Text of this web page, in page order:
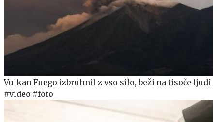
Vulkan Fuego izbruhnil z vso silo, beži na tisoče ljudi
#video #foto